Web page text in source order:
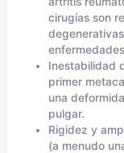
cirugías son
Inestabilidad
primer
una
pulgar.
Rigidez y
(a menudo